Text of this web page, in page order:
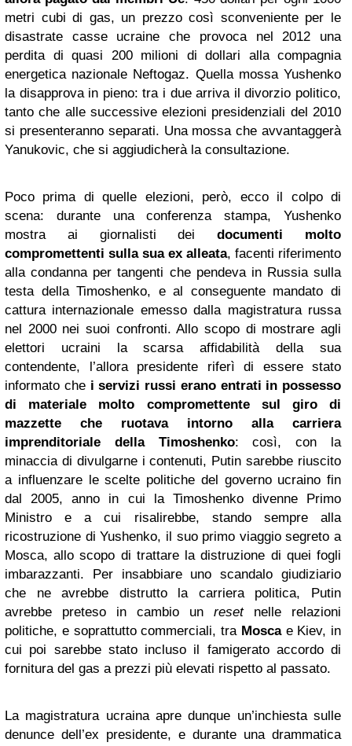
metri cubi di gas, un prezzo così sconveniente per le
disastrate casse ucraine che provoca nel 2012 una
perdita di quasi 200 milioni di dollari alla compagnia
energetica nazionale Neftogaz. Quella mossa Yushenko
la disapprova in pieno: tra i due arriva il divorzio politico,
tanto che alle successive elezioni presidenziali del 2010
si presenteranno separati. Una mossa che avvantaggerà
Yanukovic, che si aggiudicherà la consultazione.
Poco prima di quelle elezioni, però, ecco il colpo di
scena: durante una conferenza stampa, Yushenko
mostra ai giornalisti deidocumenti molto
compromettenti sulla sua ex alleata, facenti riferimento
alla condanna per tangenti che pendeva in Russia sulla
testa della Timoshenko, e al conseguente mandato di
cattura internazionale emesso dalla magistratura russa
nel 2000 nei suoi confronti. Allo scopo di mostrare agli
elettori ucraini la scarsa affidabilità della sua
contendente, l’allora presidente riferì di essere stato
informato che i servizi russi erano entrati in possesso
di materiale molto compromettente sul giro di
mazzette che ruotava intorno alla carriera
imprenditoriale della Timoshenko: così, con la
minaccia di divulgarne i contenuti, Putin sarebbe riuscito
a influenzare le scelte politiche del governo ucraino fin
dal 2005, anno in cui la Timoshenko divenne Primo
Ministro e a cui risalirebbe, stando sempre alla
ricostruzione di Yushenko, il suo primo viaggio segreto a
Mosca, allo scopo di trattare la distruzione di quei fogli
imbarazzanti. Per insabbiare uno scandalo giudiziario
che ne avrebbe distrutto la carriera politica, Putin
avrebbe preteso in cambio un resetnelle relazioni
politiche, e soprattutto commerciali, tra Moscae Kiev, in
cui poi sarebbe stato incluso il famigerato accordo di
fornitura del gas a prezzi più elevati rispetto al passato.
La magistratura ucraina apre dunque un’inchiesta sulle
denunce dell’ex presidente, e durante una drammatica